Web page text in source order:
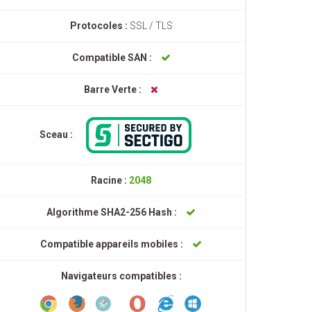
Protocoles : SSL / TLS
Compatible SAN :
Barre Verte :
Sceau :
Racine : 2048
Algorithme SHA2-256 Hash :
Compatible appareils mobiles :
Navigateurs compatibles :